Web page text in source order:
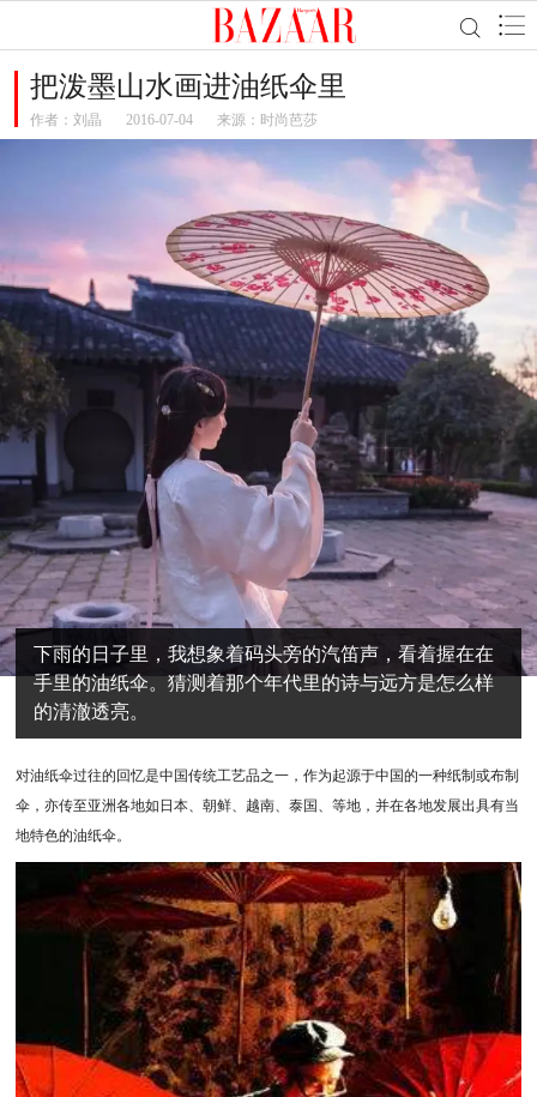
把泼墨山水画进油纸伞里
作者： 刘晶 2016-07-04 来源：时尚芭莎
下雨的日子里，我想象着码头旁的汽笛声，看着握在在
手里的油纸伞。猜测着那个年代里的诗与远方是怎么样
的清澈透亮。
对油纸伞过往的 回忆是中国传统工艺品之一，作为起源于中国的一种纸制或布制
伞，亦传至亚洲各地如日本、朝鲜、越南、泰国、等地，并在各地发展出具有当
地特色的油纸伞。